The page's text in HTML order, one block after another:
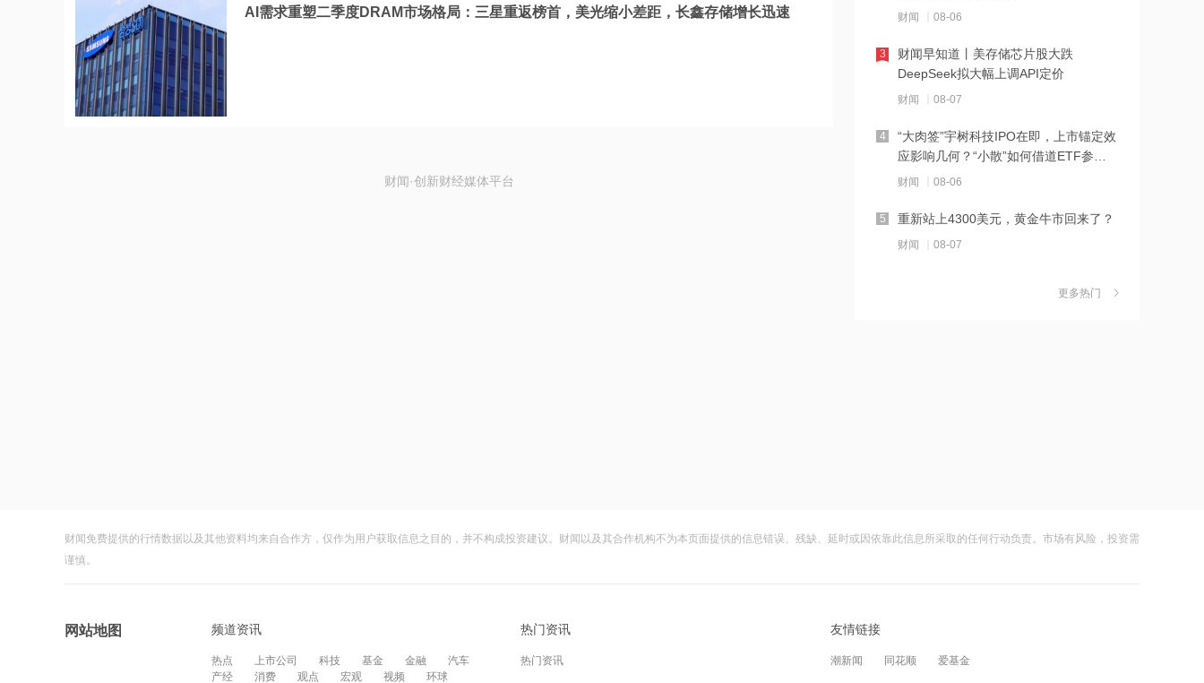
AI需求重塑二季度DRAM市场格局：三星重返榜首，美光缩小差距，长鑫存储增长迅速
财闻·创新财经媒体平台
医疗平台升级
14:04
千亿级私募景林大调仓！清仓英伟达
Meta，美股持仓暴降43%
14:00
河南省“三支一扶”启动重考
13:50
湖北首家宇树科技产业学院成立
12:26
财闻 08-06
财闻早知道丨美存储芯片股大跌
DeepSeek拟大幅上调API定价
财闻 08-07
3
“大肉签”宇树科技IPO在即，上市锚定效
应影响几何？“小散”如何借道ETF参
与？
财闻 08-06
4
重新站上4300美元，黄金牛市回来了？
财闻 08-07
5
四成？公司回应：设备还在安装中，谈
更多热门
财闻免费提供的行情数据以及其他资料均来自合作方，仅作为用户获取信息之目的，并不构成投资建议。财闻以及其合作机构不为本页面提供的信息错误、残缺、延时或因依靠此信息所采取的任何行动负责。市场有风险，投资需
谨慎。
网站地图 频道资讯
热点 上市公司 科技 基金 金融
汽车
产经
消费 观点 宏观 视频 环球
热门资讯
热门资讯
友情链接
潮新闻 同花顺 爱基金